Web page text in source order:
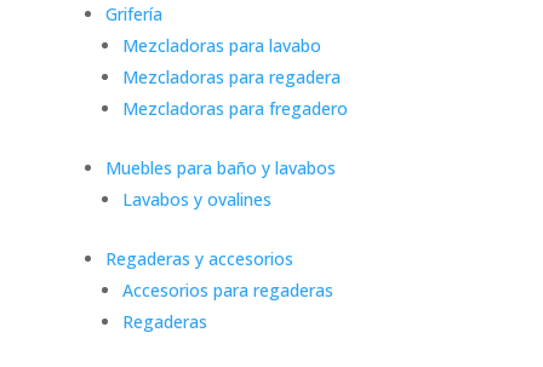
Grifería
Mezcladoras para lavabo
Mezcladoras para regadera
Mezcladoras para fregadero
Muebles para baño y lavabos
Lavabos y ovalines
Regaderas y accesorios
Accesorios para regaderas
Regaderas